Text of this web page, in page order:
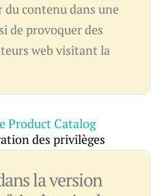
contenu dans une
de provoquer des
web visitant la
Product Catalog
des privilèges
la version